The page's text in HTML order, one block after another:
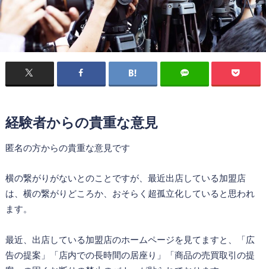
経験者からの貴重な意見
匿名の方からの貴重な意見です
横の繋がりがないとのことですが、最近出店している加盟店
は、横の繋がりどころか、おそらく超孤立化していると思われ
ます。
最近、出店している加盟店のホームページを見てますと、「広
告の提案」「店内での長時間の居座り」「商品の売買取引の提